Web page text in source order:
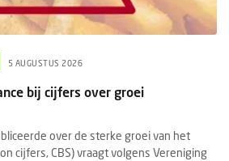
5 AUGUSTUS 2026
bij cijfers over groei
over de sterke groei van het
cijfers, CBS) vraagt volgens Vereniging